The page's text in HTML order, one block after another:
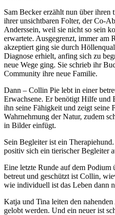
Sam Becker erzählt nun über ihren
ihrer unsichtbaren Folter, der Co-
Anderssein, weil sie nicht so sein
erwartete. Ausgegrenzt, immer am
akzeptiert ging sie durch
Diagnose erhielt, anfing sich zu
neue Wege ging. Sie schrieb ihr
Community ihre neue Familie.
Dann – Collin Pie lebt in einer
Erwachsene. Er benötigt Hilfe und
ihn seine Fähigkeit und zeigt seine
Wahrnehmung der Natur, zudem
in Bilder einfügt.
Sein Begleiter ist ein
positiv sich ein tierischer Begleiter
Eine letzte Runde auf dem Podium
betreut und geschützt ist Collin,
wie individuell ist das Leben dann
Katja und Tina leiten den
gelobt werden. Und ein neuer ist